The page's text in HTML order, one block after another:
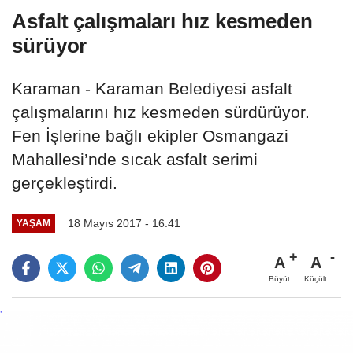
Asfalt çalışmaları hız kesmeden
sürüyor
Karaman - Karaman Belediyesi asfalt
çalışmalarını hız kesmeden sürdürüyor.
Fen İşlerine bağlı ekipler Osmangazi
Mahallesi’nde sıcak asfalt serimi
gerçekleştirdi.
YAŞAM 18 Mayıs 2017 - 16:41
A
Büyüt
A
Küçült